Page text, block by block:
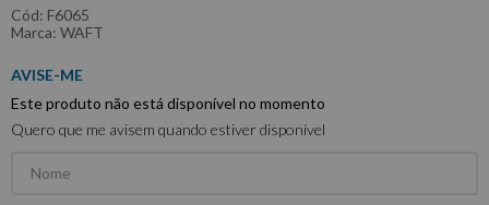
: F6065
WAFT
Este produto não está disponível no momento
Quero que me avisem quando estiver disponível